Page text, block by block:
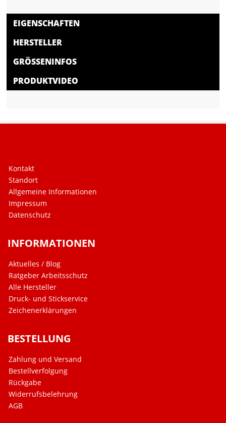
EIGENSCHAFTEN
HERSTELLER
GRÖSSENINFOS
PRODUKTVIDEO
Kontakt
Standort
Allgemeine Informationen
Impressum
Datenschutz
INFORMATIONEN
Aktuelles / Blog
Ratgeber Arbeitsschutz
Alle Hersteller
Druck- und Stickservice
Zeichenerklärungen
BESTELLUNG
Zahlung und Versand
Bestellverfolgung
Rückgabe
Widerrufsbelehrung
AGB